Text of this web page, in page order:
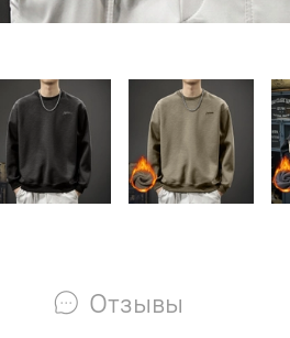
Отзывы